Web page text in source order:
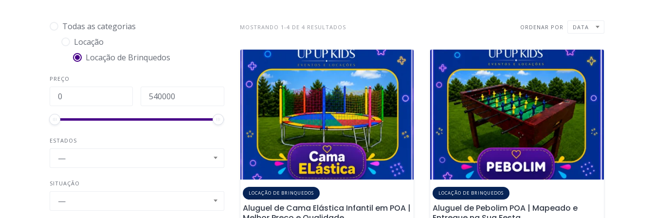
Todas as categorias
Locação
Locação de Brinquedos
PREÇO
ESTADOS
—
SITUAÇÃO
—
MOSTRANDO 1-4 DE 4 RESULTADOS ORDENAR POR DATA
LOCAÇÃO DE BRINQUEDOS
Aluguel de Cama Elástica Infantil em POA |
LOCAÇÃO DE BRINQUEDOS
Aluguel de Pebolim POA | Mapeado e